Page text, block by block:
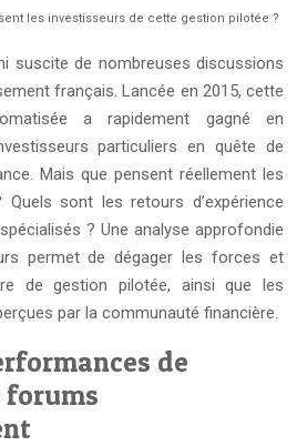
les investisseurs de cette gestion pilotée ?
suscite de nombreuses discussions
français. Lancée en 2015, cette
a rapidement gagné en
particuliers en quête de
Mais que pensent réellement les
sont les retours d’expérience
? Une analyse approfondie
permet de dégager les forces et
de gestion pilotée, ainsi que les
par la communauté financière.
de
forums